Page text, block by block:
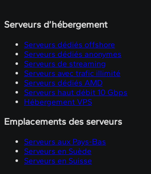
Serveurs d’hébergement
Serveurs dédiés offshore
Serveurs dédiés anonymes
Serveurs de streaming
Serveurs avec trafic illimité
Serveurs dédiés AMD
Serveurs haut débit 10 Gbps
Hébergement VPS
Emplacements des serveurs
Serveurs aux Pays-Bas
Serveurs en Suède
Serveurs en Suisse